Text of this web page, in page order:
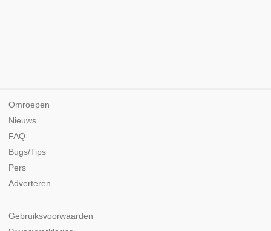
Omroepen
Nieuws
FAQ
Bugs/Tips
Pers
Adverteren
Gebruiksvoorwaarden